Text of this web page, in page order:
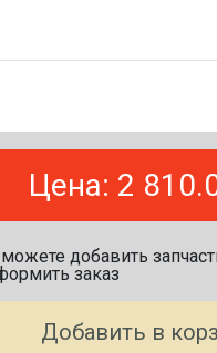
Цена: 2
добавить
заказ
Добавить в